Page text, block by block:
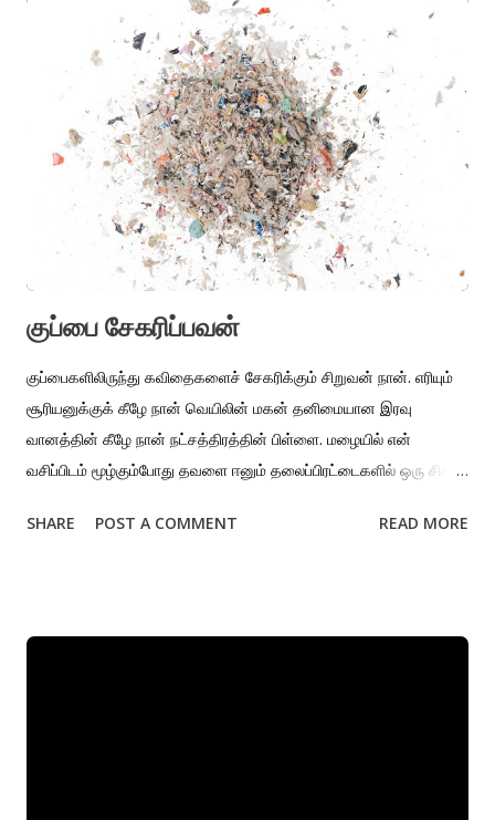
எழுதப்பட்ட படைப்புகளுடன் ஒப்பிடமுடியாதது. லியோ டால்ஸ்டாயின்
‘போரும் வாழ்வும்’ போன்ற பெரும்படைப்பை நோக்கி தமிழ் படைப்பாளி
ஒருவர் கண்ட கனவு அந்த நாவல். சரித்திரத்தின் கதியில் தோன்றி
மறையும் சுடர்ந்து அவியும் கரைந்து தேயும் மானுடர் வாழ்வு தான் ப.
சிங்காரத்தின் கவனம். அந்த வகையில் குடும்பம் என்ற மையத்திலேயே
சுற்றிச் சுழன்று கொண்டிருந்த தமிழ் நாவல்களின் மந்தைப்
போக்கிலிருந்து விலகிய படைப்பு இது. வீடுகளின் தாழ்வாரத்துக்குள்
கூட எட்டிப் பார்க்காத இந்த நாவலில் விதிவாதம், ...
குப்பை சேகரிப்பவன்
குப்பைகளிலிருந்து கவிதைகளைச் சேகரிக்கும் சிறுவன் நான். எரியும்
சூரியனுக்குக் கீழே நான் வெயிலின் மகன் தனிமையான இரவு
வானத்தின் கீழே நான் நட்சத்திரத்தின் பிள்ளை. மழையில் என்
வசிப்பிடம் மூழ்கும்போது தவளை ஈனும் தலைப்பிரட்டைகளில் ஒரு சிசு
கைகளுக்குத் தெரியும் கண்ணாடிப் பொருள்களால் ஊறுபட்ட
SHARE POST A COMMENT READ MORE